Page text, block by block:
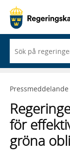
du
börjar
skriva
framträder
lista
med
sökförslag
för
gröna